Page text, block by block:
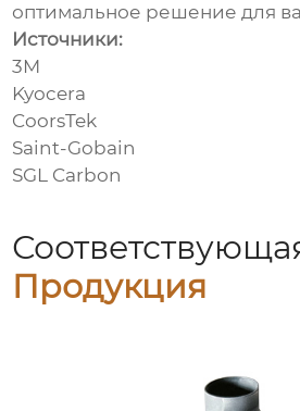
оптимальное решение для
Источники:
3M
Kyocera
CoorsTek
Saint-Gobain
SGL Carbon
Продукция